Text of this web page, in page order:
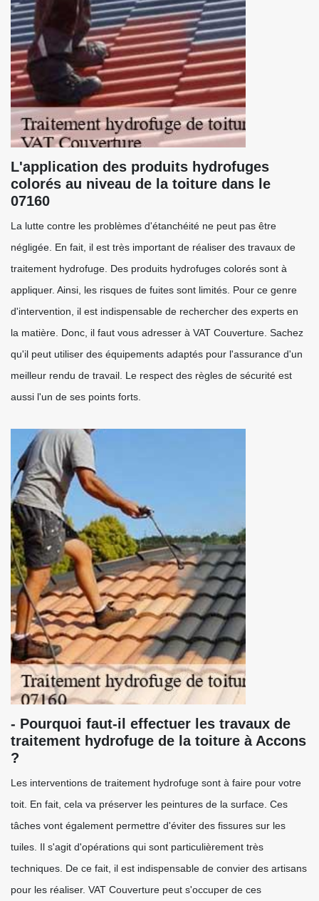
L'application des produits hydrofuges
colorés au niveau de la toiture dans le
07160
La lutte contre les problèmes d'étanchéité ne peut pas être
négligée. En fait, il est très important de réaliser des travaux de
traitement hydrofuge. Des produits hydrofuges colorés sont à
appliquer. Ainsi, les risques de fuites sont limités. Pour ce genre
d'intervention, il est indispensable de rechercher des experts en
la matière. Donc, il faut vous adresser à VAT Couverture. Sachez
qu'il peut utiliser des équipements adaptés pour l'assurance d'un
meilleur rendu de travail. Le respect des règles de sécurité est
aussi l'un de ses points forts.
- Pourquoi faut-il effectuer les travaux de
traitement hydrofuge de la toiture à Accons
?
Les interventions de traitement hydrofuge sont à faire pour votre
toit. En fait, cela va préserver les peintures de la surface. Ces
tâches vont également permettre d'éviter des fissures sur les
tuiles. Il s'agit d'opérations qui sont particulièrement très
techniques. De ce fait, il est indispensable de convier des artisans
pour les réaliser. VAT Couverture peut s'occuper de ces